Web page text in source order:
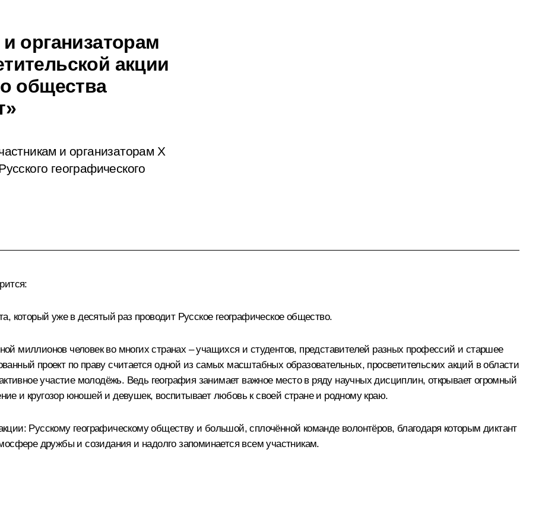
организаторам
акции
общества
и организаторам Х
географического
который уже в десятый раз проводит Русское географическое общество.
миллионов человек во многих странах – учащихся и студентов, представителей разных профессий и старшее
проект по праву считается одной из самых масштабных образовательных, просветительских акций в области
участие молодёжь. Ведь география занимает важное место в ряду научных дисциплин, открывает огромный
и кругозор юношей и девушек, воспитывает любовь к своей стране и родному краю.
Русскому географическому обществу и большой, сплочённой команде волонтёров, благодаря которым диктант
дружбы и созидания и надолго запоминается всем участникам.